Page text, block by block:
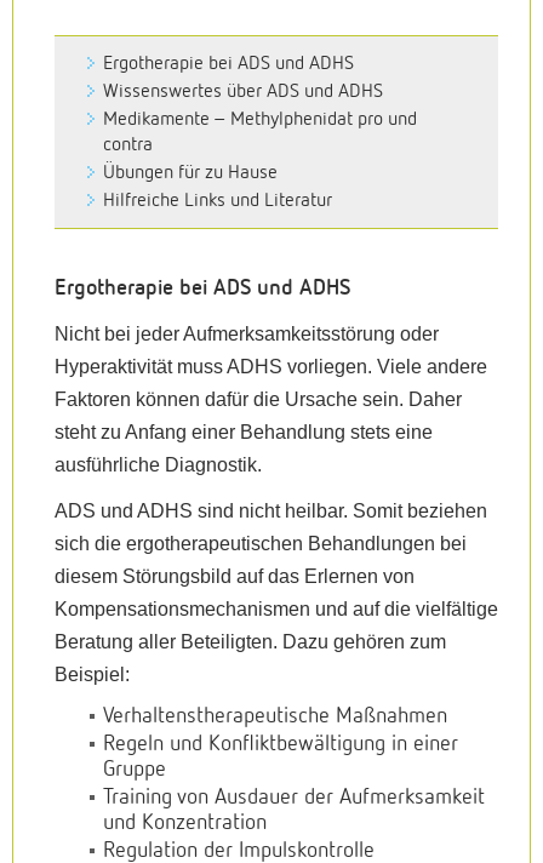
Ergotherapie bei ADS und ADHS
Wissenswertes über ADS und ADHS
Medikamente – Methylphenidat pro und
contra
Übungen für zu Hause
Hilfreiche Links und Literatur
Ergotherapie bei ADS und ADHS
Nicht bei jeder Aufmerksamkeitsstörung oder
Hyperaktivität muss ADHS vorliegen. Viele andere
Faktoren können dafür die Ursache sein. Daher
steht zu Anfang einer Behandlung stets eine
ausführliche Diagnostik.
ADS und ADHS sind nicht heilbar. Somit beziehen
sich die ergotherapeutischen Behandlungen bei
diesem Störungsbild auf das Erlernen von
Kompensationsmechanismen und auf die vielfältige
Beratung aller Beteiligten. Dazu gehören zum
Beispiel:
Verhaltenstherapeutische Maßnahmen
Regeln und Konfliktbewältigung in einer
Gruppe
Training von Ausdauer der Aufmerksamkeit
und Konzentration
Regulation der Impulskontrolle